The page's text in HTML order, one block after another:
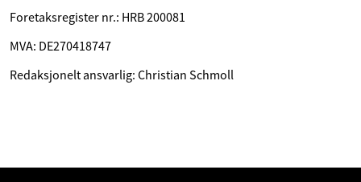
Foretaksregister nr.: HRB 200081
MVA: DE270418747
Redaksjonelt ansvarlig: Christian Schmoll